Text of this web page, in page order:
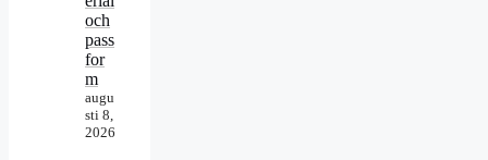
och
pass
for
m
augu
sti 8,
2026